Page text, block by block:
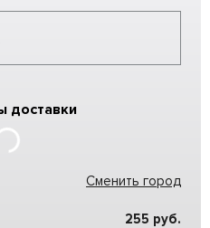
доставки
Сменить город
255 руб.